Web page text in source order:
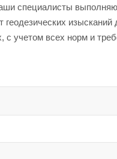
специалисты
геодезических изысканий
с учетом всех норм и